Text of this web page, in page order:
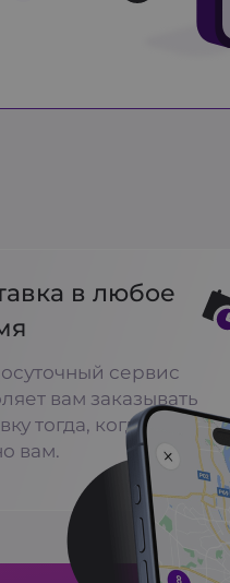
в любое
сервис
вам заказывать
тогда, когда это
вам.